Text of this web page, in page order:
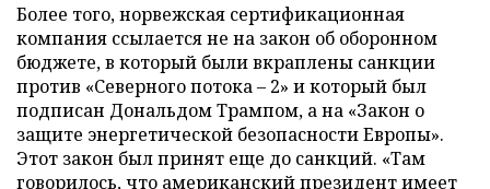
Более того, норвежская сертификационная
компания ссылается не на закон об оборонном
бюджете, в который были вкраплены санкции
против «Северного потока – 2» и который был
подписан Дональдом Трампом, а на «Закон о
защите энергетической безопасности Европы».
Этот закон был принят еще до санкций. «Там
говорилось, что американский президент имеет